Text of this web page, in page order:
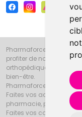
Pharmaforce.fr et la
profiter de notre
orthopédiques,
bien-être.
Pharmaforce.fr est le
Faites vos achats en
pharmacie,
Faites vos courses de